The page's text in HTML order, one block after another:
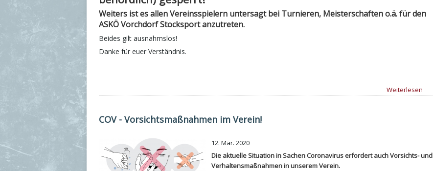
Weiters ist es allen Vereinsspielern untersagt bei Turnieren, Meisterschaften o.ä. für den
ASKÖ Vorchdorf Stocksport anzutreten.
Beides gilt ausnahmslos!
Danke für euer Verständnis.
Weiterlesen
COV - Vorsichtsmaßnahmen im Verein!
12. Mär. 2020
Die aktuelle Situation in Sachen Coronavirus erfordert auch Vorsichts- und
Verhaltensmaßnahmen in unserem Verein.